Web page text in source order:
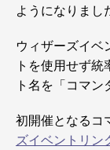
ようになりまし
ウィザーズイベ
トを使用せず
ト名を「コマン
初開催となるコ
ズイベントリン